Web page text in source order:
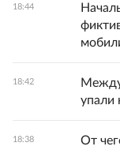
18:44
18:42
упали
18:38
От